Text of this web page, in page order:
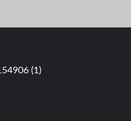
Kacang Barat,